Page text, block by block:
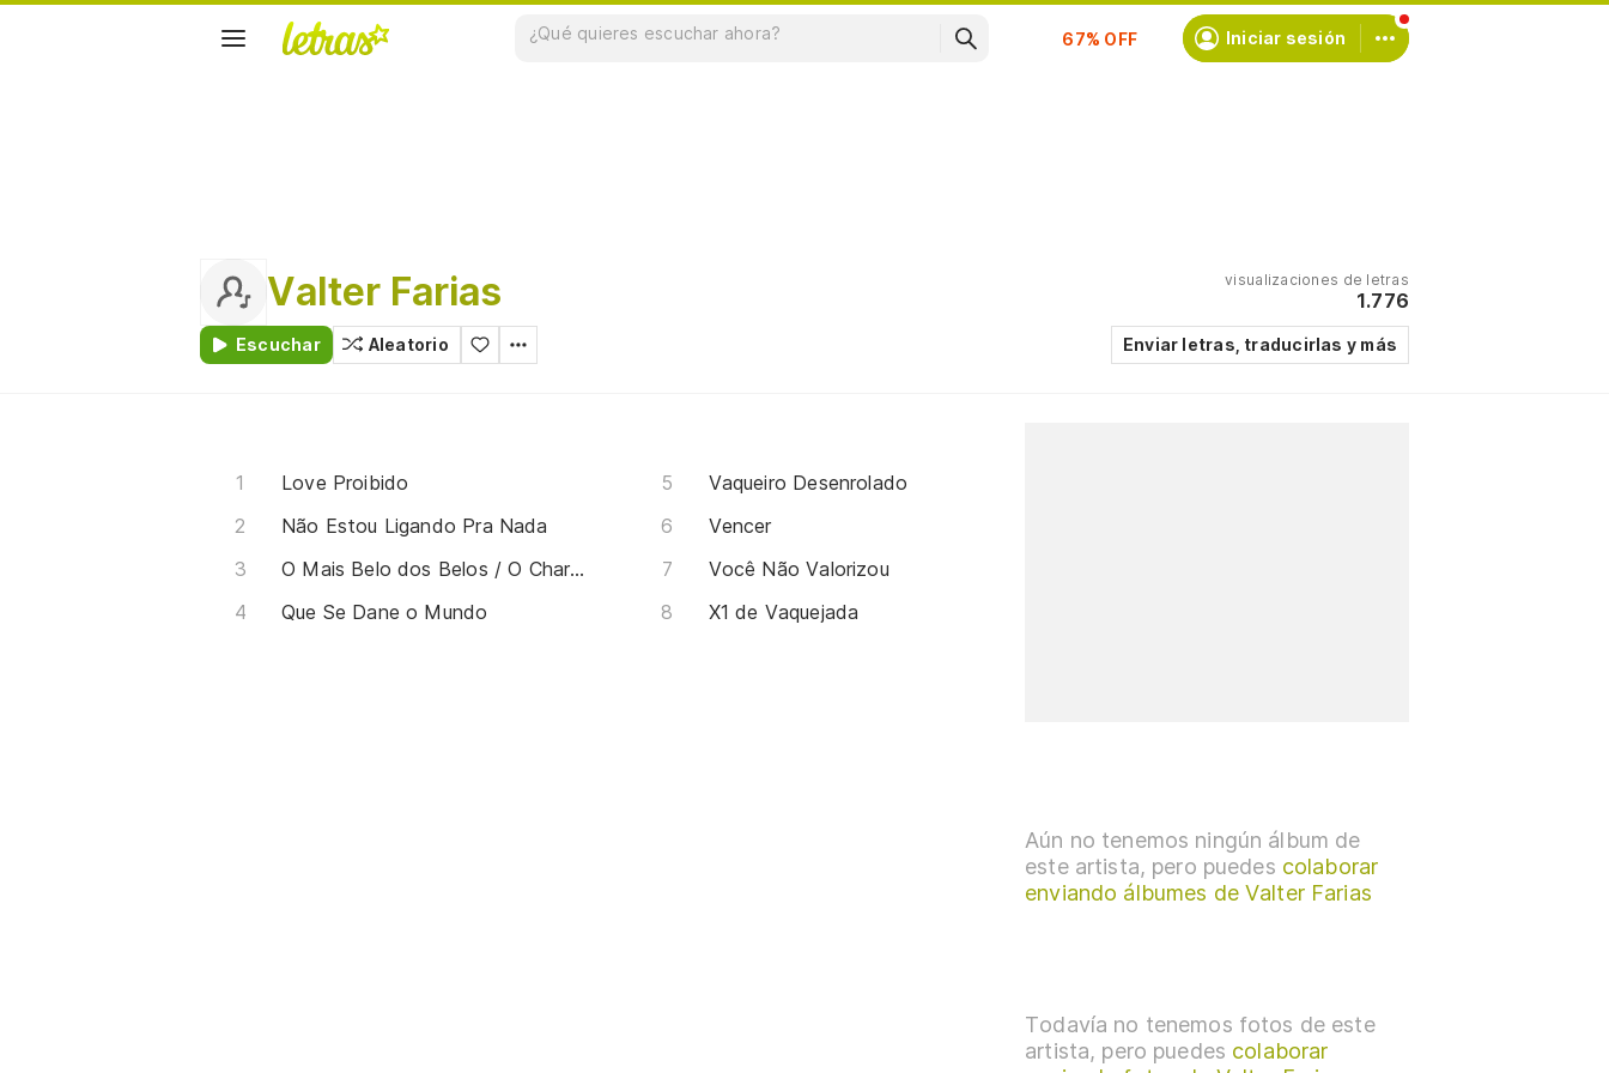
Suscríbete Iniciar sesión
Valter Farias
Escuchar Aleatorio
visualizaciones de letras
1.776
Enviar letras, traducirlas y más
Love Proibido
Não Estou Ligando Pra Nada
O Mais Belo dos Belos / O Charme da Liberdade
Que Se Dane o Mundo
Vaqueiro Desenrolado
Vencer
Você Não Valorizou
X1 de Vaquejada
Aún no tenemos ningún álbum de
este artista, pero puedes colaborar
enviando álbumes de Valter Farias
Todavía no tenemos fotos de este
artista, pero puedes colaborar